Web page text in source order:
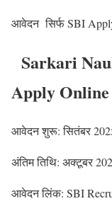
आवेदन सिर्फ SBI
Sarkari
Apply Online
आवेदन शुरू: सितंबर
अंतिम तिथि: अक्टूबर
आवेदन लिंक: SBI